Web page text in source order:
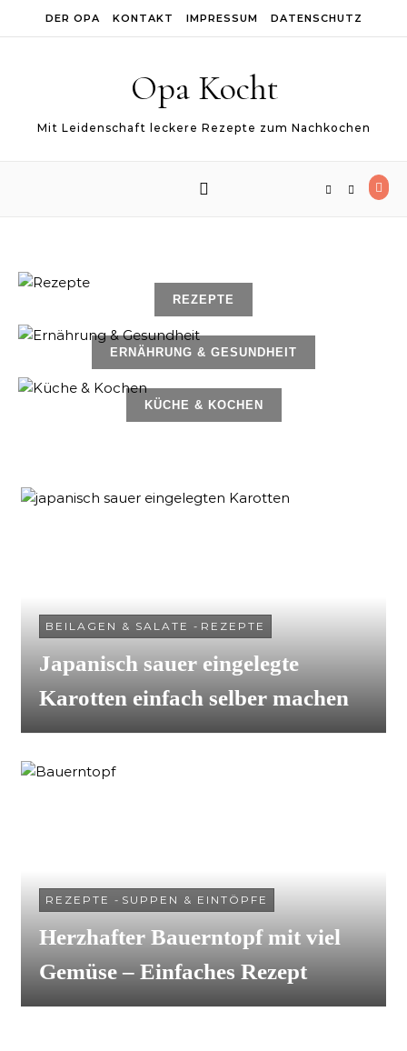
DER OPA KONTAKT IMPRESSUM DATENSCHUTZ
Opa Kocht
Mit Leidenschaft leckere Rezepte zum Nachkochen
REZEPTE
ERNÄHRUNG & GESUNDHEIT
KÜCHE & KOCHEN
BEILAGEN & SALATE - REZEPTE
Japanisch sauer eingelegte
Karotten einfach selber machen
REZEPTE - SUPPEN & EINTÖPFE
Herzhafter Bauerntopf mit viel
Gemüse – Einfaches Rezept